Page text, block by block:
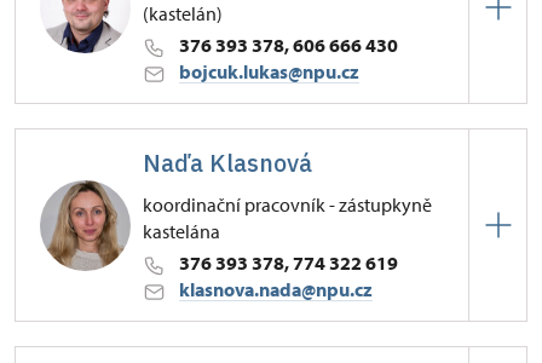
(kastelán)
376 393 378, 606 666 430
bojcuk.lukas@npu.cz
Žižkova 1/, Švihov
Naďa Klasnová
koordinační pracovník - zástupkyně
kastelána
376 393 378, 774 322 619
klasnova.nada@npu.cz